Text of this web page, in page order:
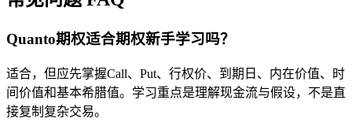
Quanto期权适合期权新手学习吗？
适合，但应先掌握Call、Put、行权价、到期日、内在价值、时
间价值和基本希腊值。学习重点是理解现金流与假设，不是直
接复制复杂交易。